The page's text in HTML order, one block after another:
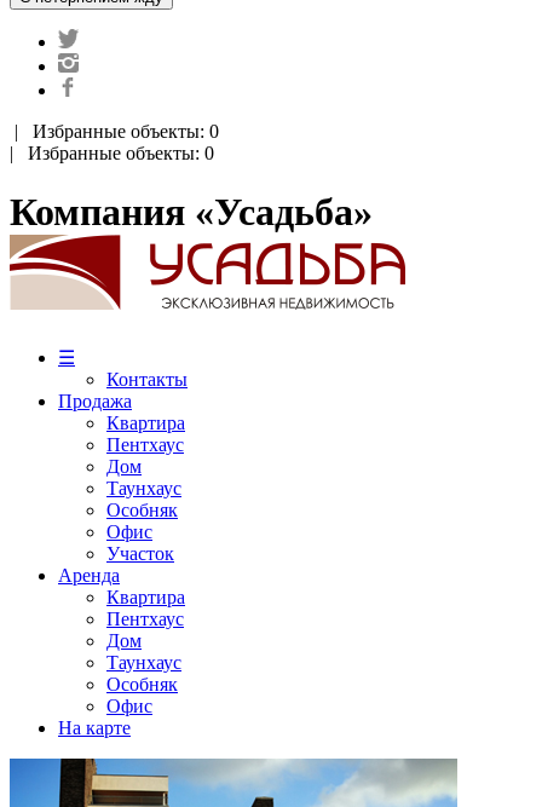
| Избранные объекты: 0
| Избранные объекты: 0
Компания «Усадьба»
☰
Контакты
Продажа
Квартира
Пентхаус
Дом
Таунхаус
Особняк
Офис
Участок
Аренда
Квартира
Пентхаус
Дом
Таунхаус
Особняк
Офис
На карте